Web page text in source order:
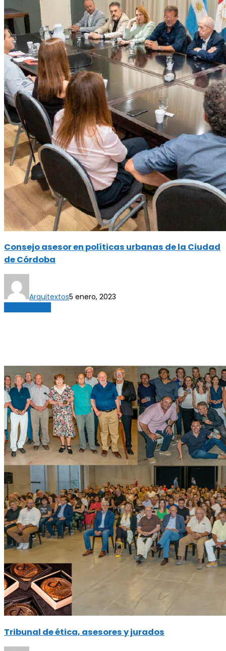
Consejo asesor en políticas urbanas de la Ciudad
de Córdoba
Arquitextos5 enero, 2023
Tribunal de ética, asesores y jurados